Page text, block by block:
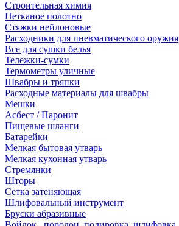
Строительная химия
Нетканое полотно
Стяжки нейлоновые
Расходники для пневматического оружия
Все для сушки белья
Тележки-сумки
Термометры уличные
Швабры и тряпки
Расходные материалы для швабры
Мешки
Асбест / Паронит
Пищевые шланги
Батарейки
Мелкая бытовая утварь
Мелкая кухонная утварь
Стремянки
Шторы
Сетка затеняющая
Шлифовальный инструмент
Бруски абразивные